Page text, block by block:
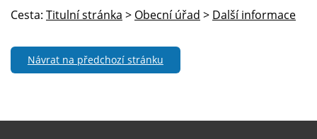
Cesta: Titulní stránka > Obecní úřad > Další informace
Návrat na předchozí stránku